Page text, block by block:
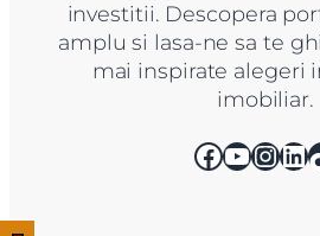
investitii. Descopera
amplu si lasa-ne sa te
mai inspirate alegeri
imobiliar.